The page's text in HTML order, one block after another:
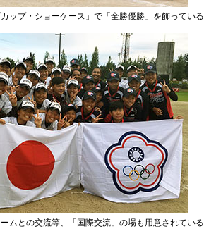
ップ・ショーケース」で「全勝優勝」を飾っている
ムとの交流等、「国際交流」の場も用意されている